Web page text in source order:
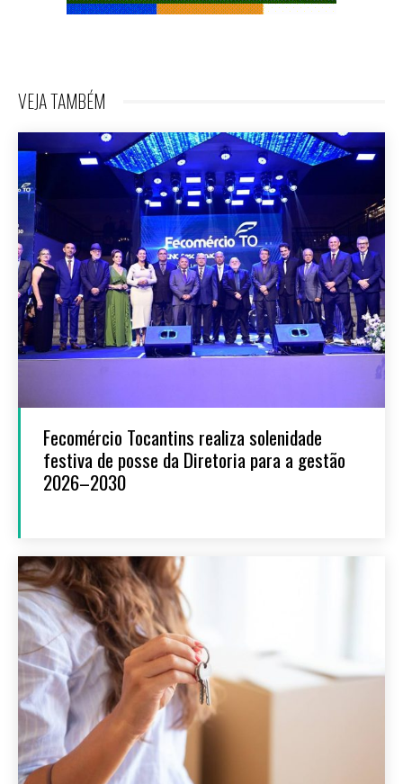
VEJA TAMBÉM
Fecomércio Tocantins realiza solenidade
festiva de posse da Diretoria para a gestão
2026–2030